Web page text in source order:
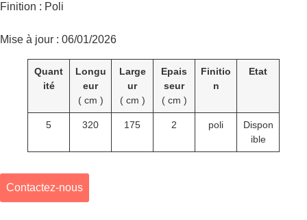
Finition : Poli
Mise à jour : 06/01/2026
Quant
ité
Longu
eur
( cm )
Large
ur
( cm )
Epais
seur
( cm )
Finitio
n
Etat
5 320 175 2 poli
Dispon
ible
Contactez-nous